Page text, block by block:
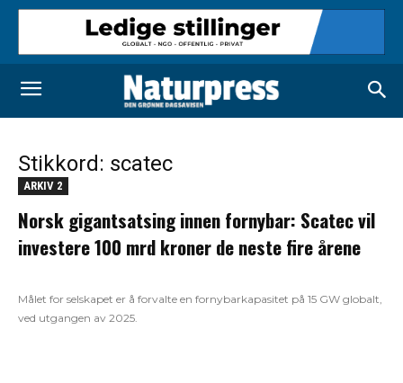
Stikkord: scatec
ARKIV 2
Norsk gigantsatsing innen fornybar: Scatec vil
investere 100 mrd kroner de neste fire årene
Målet for selskapet er å forvalte en fornybarkapasitet på 15 GW globalt,
ved utgangen av 2025.